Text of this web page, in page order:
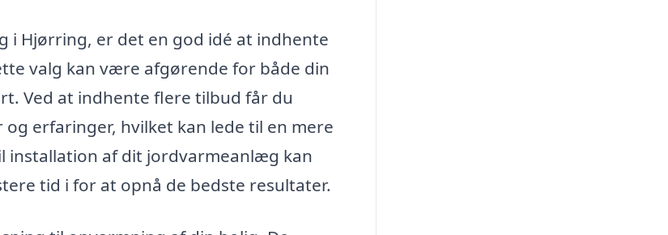
Hjørring, er det en god idé at indhente
valg kan være afgørende for både din
Ved at indhente flere tilbud får du
erfaringer, hvilket kan lede til en mere
af dit jordvarmeanlæg kan
tid i for at opnå de bedste resultater.